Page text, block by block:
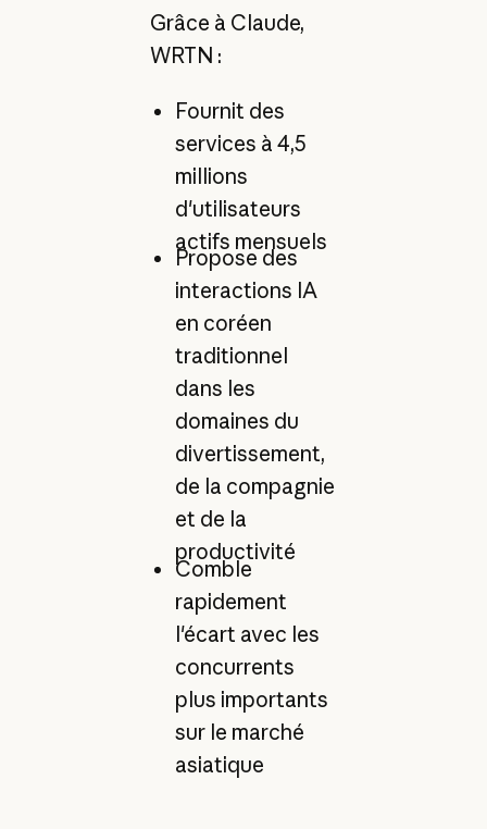
Grâce à Claude,
WRTN :
Fournit des
services à 4,5
millions
d'utilisateurs
actifs mensuels
Propose des
interactions IA
en coréen
traditionnel
dans les
domaines du
divertissement,
de la compagnie
et de la
productivité
Comble
rapidement
l'écart avec les
concurrents
plus importants
sur le marché
asiatique